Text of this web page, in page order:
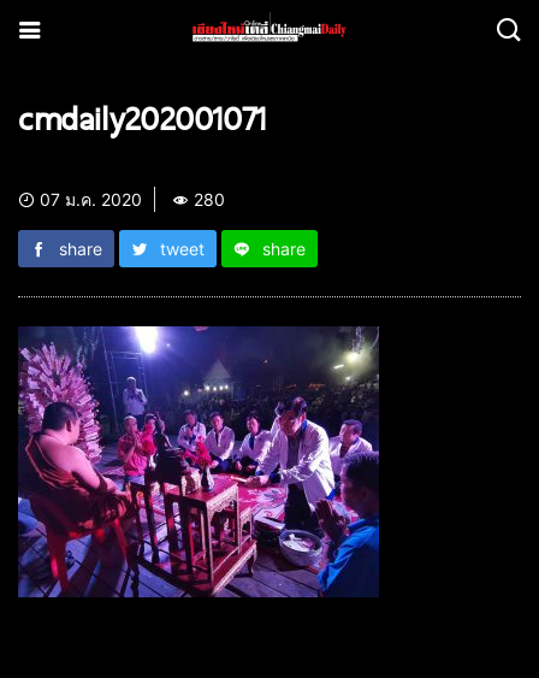
cmdaily202001071
07 ม.ค. 2020 280
share tweet share